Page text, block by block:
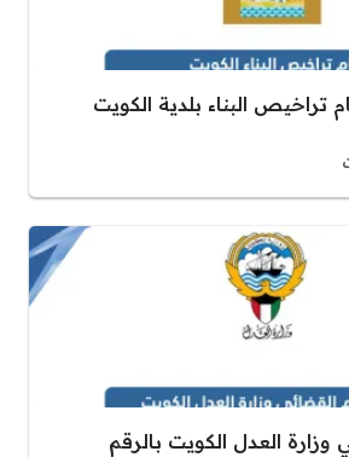
تراخيص البناء بلدية الكويت
وزارة العدل الكويت بالرقم